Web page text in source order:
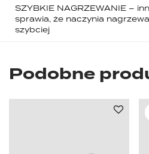
SZYBKIE NAGRZEWANIE –
sprawia, że naczynia
szybciej
Podobne